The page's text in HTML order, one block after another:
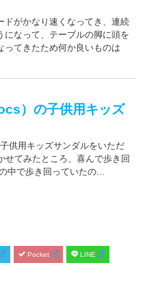
Pocket LINE